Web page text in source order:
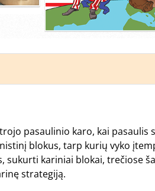
pasaulinio karo, kai pasaulis
blokus, tarp kurių vyko
sukurti kariniai blokai, trečiose
strategiją.